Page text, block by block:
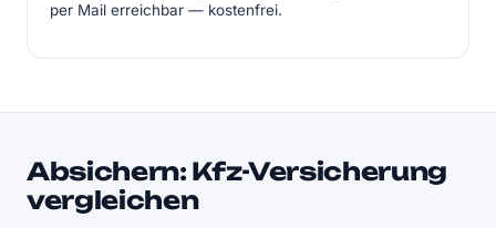
per Mail erreichbar — kostenfrei.
Absichern: Kfz-Versicherung
vergleichen